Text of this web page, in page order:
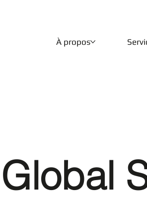
À propos
Global